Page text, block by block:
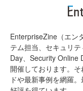
EnterpriseZine（エン
テム担当、セキュリ
Day、Security Online
開催しております。
ドや最新事例を網羅